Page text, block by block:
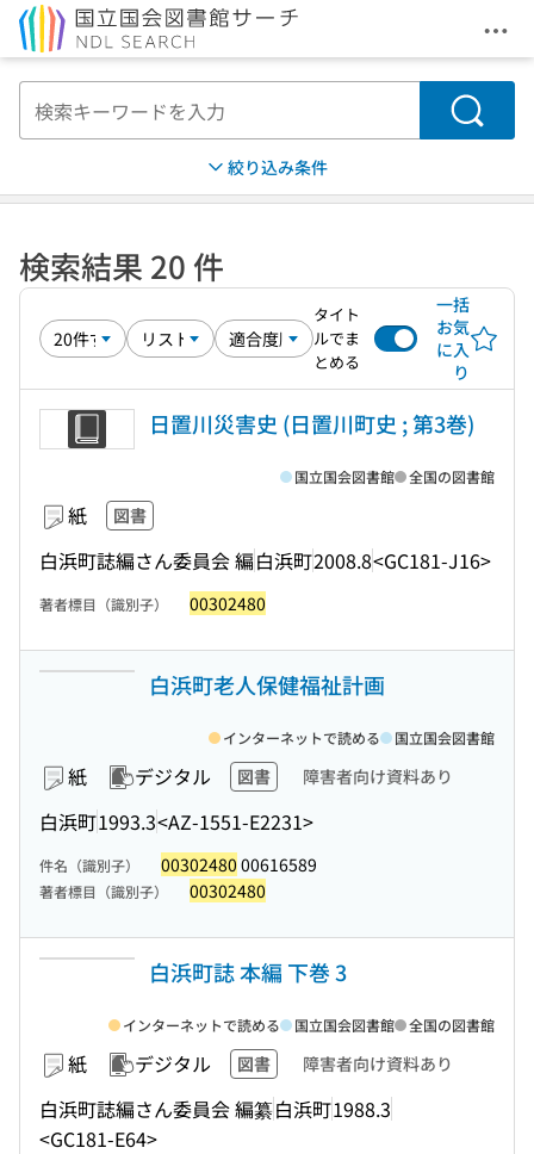
メ
検索
絞り込み条件
検索結果 20 件
タイト
ルでま
とめる
一括
お気
に入
り
日置川災害史 (日置川町史 ; 第3巻)
紙 図書
白浜町誌編さん委員会 編白浜町2008.8<GC181-J16>
国立国会図書館 全国の図書館
著者標目（識別子） 00302480
白浜町老人保健福祉計画
紙 デジタル 図書 障害者向け資料あり
白浜町1993.3<AZ-1551-E2231>
インターネットで読める 国立国会図書館
件名（識別子） 00302480 00616589
著者標目（識別子） 00302480
白浜町誌 本編 下巻 3
紙 デジタル 図書 障害者向け資料あり
白浜町誌編さん委員会 編纂白浜町1988.3
<GC181-E64>
インターネットで読める 国立国会図書館 全国の図書館